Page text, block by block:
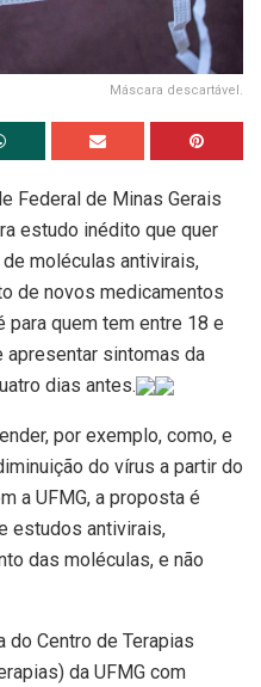
Máscara descartável.
Federal de Minas Gerais
estudo inédito que quer
moléculas antivirais,
de novos medicamentos
para quem tem entre 18 e
apresentar sintomas da
dias antes.
por exemplo, como, e
do vírus a partir do
a UFMG, a proposta é
estudos antivirais,
das moléculas, e não
do Centro de Terapias
da UFMG com